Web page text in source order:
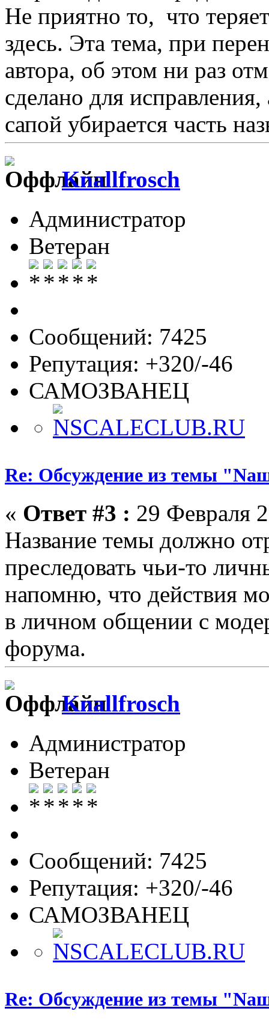
Не приятно то, что
здесь. Эта тема, при
автора, об этом ни раз
сделано для
сапой убирается часть
Knallfrosch
Администратор
Ветеран
Сообщений: 7425
Репутация: +320/-46
САМОЗВАНЕЦ
Re: Обсуждение из темы
« Ответ #3 : 29 Февраля
Название темы должно
преследовать чьи-то
напомню, что действия
в личном общении с
форума.
Knallfrosch
Администратор
Ветеран
Сообщений: 7425
Репутация: +320/-46
САМОЗВАНЕЦ
Re: Обсуждение из темы